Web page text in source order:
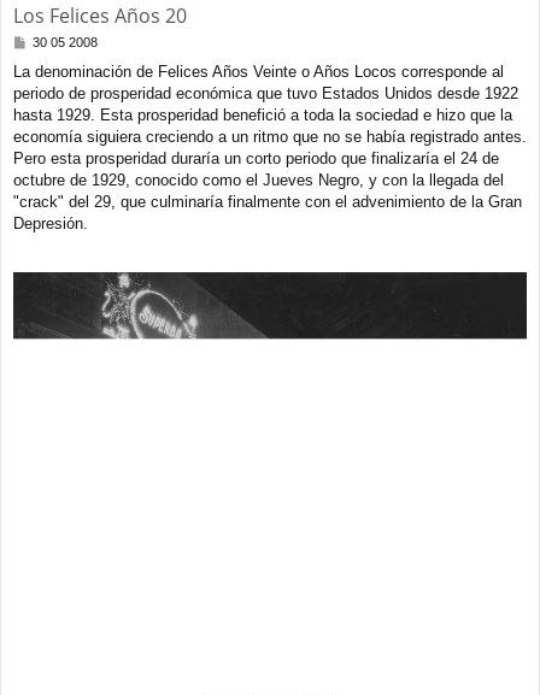
Los Felices Años 20
M
n
s
a
j
30 05 2008
La denominación de Felices Años Veinte o Años Locos corresponde al
periodo de prosperidad económica que tuvo Estados Unidos desde 1922
hasta 1929. Esta prosperidad benefició a toda la sociedad e hizo que la
economía siguiera creciendo a un ritmo que no se había registrado antes.
Pero esta prosperidad duraría un corto periodo que finalizaría el 24 de
octubre de 1929, conocido como el Jueves Negro, y con la llegada del
"crack" del 29, que culminaría finalmente con el advenimiento de la Gran
Depresión.